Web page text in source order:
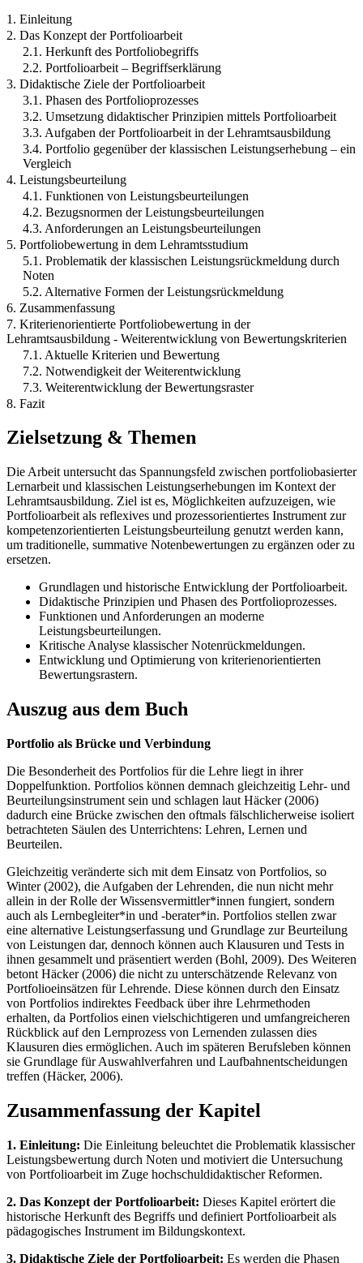
1. Einleitung
2. Das Konzept der Portfolioarbeit
2.1. Herkunft des Portfoliobegriffs
2.2. Portfolioarbeit – Begriffserklärung
3. Didaktische Ziele der Portfolioarbeit
3.1. Phasen des Portfolioprozesses
3.2. Umsetzung didaktischer Prinzipien mittels Portfolioarbeit
3.3. Aufgaben der Portfolioarbeit in der Lehramtsausbildung
3.4. Portfolio gegenüber der klassischen Leistungserhebung – ein
Vergleich
4. Leistungsbeurteilung
4.1. Funktionen von Leistungsbeurteilungen
4.2. Bezugsnormen der Leistungsbeurteilungen
4.3. Anforderungen an Leistungsbeurteilungen
5. Portfoliobewertung in dem Lehramtsstudium
5.1. Problematik der klassischen Leistungsrückmeldung durch
Noten
5.2. Alternative Formen der Leistungsrückmeldung
6. Zusammenfassung
7. Kriterienorientierte Portfoliobewertung in der
Lehramtsausbildung - Weiterentwicklung von Bewertungskriterien
7.1. Aktuelle Kriterien und Bewertung
7.2. Notwendigkeit der Weiterentwicklung
7.3. Weiterentwicklung der Bewertungsraster
8. Fazit
Zielsetzung & Themen
Die Arbeit untersucht das Spannungsfeld zwischen portfoliobasierter
Lernarbeit und klassischen Leistungserhebungen im Kontext der
Lehramtsausbildung. Ziel ist es, Möglichkeiten aufzuzeigen, wie
Portfolioarbeit als reflexives und prozessorientiertes Instrument zur
kompetenzorientierten Leistungsbeurteilung genutzt werden kann,
um traditionelle, summative Notenbewertungen zu ergänzen oder zu
ersetzen.
Grundlagen und historische Entwicklung der Portfolioarbeit.
Didaktische Prinzipien und Phasen des Portfolioprozesses.
Funktionen und Anforderungen an moderne
Leistungsbeurteilungen.
Kritische Analyse klassischer Notenrückmeldungen.
Entwicklung und Optimierung von kriterienorientierten
Bewertungsrastern.
Auszug aus dem Buch
Portfolio als Brücke und Verbindung
Die Besonderheit des Portfolios für die Lehre liegt in ihrer
Doppelfunktion. Portfolios können demnach gleichzeitig Lehr- und
Beurteilungsinstrument sein und schlagen laut Häcker (2006)
dadurch eine Brücke zwischen den oftmals fälschlicherweise isoliert
betrachteten Säulen des Unterrichtens: Lehren, Lernen und
Beurteilen.
Gleichzeitig veränderte sich mit dem Einsatz von Portfolios, so
Winter (2002), die Aufgaben der Lehrenden, die nun nicht mehr
allein in der Rolle der Wissensvermittler*innen fungiert, sondern
auch als Lernbegleiter*in und -berater*in. Portfolios stellen zwar
eine alternative Leistungserfassung und Grundlage zur Beurteilung
von Leistungen dar, dennoch können auch Klausuren und Tests in
ihnen gesammelt und präsentiert werden (Bohl, 2009). Des Weiteren
betont Häcker (2006) die nicht zu unterschätzende Relevanz von
Portfolioeinsätzen für Lehrende. Diese können durch den Einsatz
von Portfolios indirektes Feedback über ihre Lehrmethoden
erhalten, da Portfolios einen vielschichtigeren und umfangreicheren
Rückblick auf den Lernprozess von Lernenden zulassen dies
Klausuren dies ermöglichen. Auch im späteren Berufsleben können
sie Grundlage für Auswahlverfahren und Laufbahnentscheidungen
treffen (Häcker, 2006).
Zusammenfassung der Kapitel
1. Einleitung: Die Einleitung beleuchtet die Problematik klassischer
Leistungsbewertung durch Noten und motiviert die Untersuchung
von Portfolioarbeit im Zuge hochschuldidaktischer Reformen.
2. Das Konzept der Portfolioarbeit: Dieses Kapitel erörtert die
historische Herkunft des Begriffs und definiert Portfolioarbeit als
pädagogisches Instrument im Bildungskontext.
3. Didaktische Ziele der Portfolioarbeit: Es werden die Phasen